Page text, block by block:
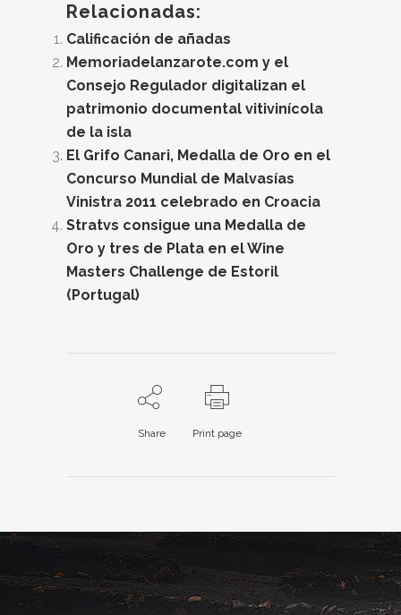
Relacionadas:
Calificación de añadas
Memoriadelanzarote.com y el
Consejo Regulador digitalizan el
patrimonio documental vitivinícola
de la isla
El Grifo Canari, Medalla de Oro en el
Concurso Mundial de Malvasías
Vinistra 2011 celebrado en Croacia
Stratvs consigue una Medalla de
Oro y tres de Plata en el Wine
Masters Challenge de Estoril
(Portugal)
Share Print page